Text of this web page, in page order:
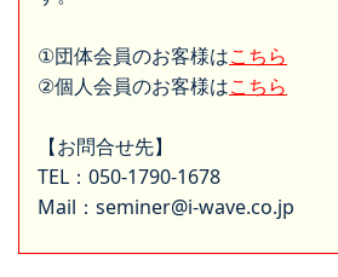
①団体会員のお客様はこちら
②個人会員のお客様はこちら
【お問合せ先】
TEL：050-1790-1678
Mail：seminer@i-wave.co.jp